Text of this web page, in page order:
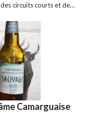
circuits courts et de…
Camarguaise